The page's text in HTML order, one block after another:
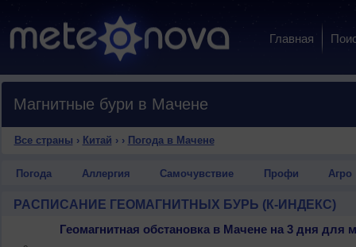
Главная
Магнитные бури в Мачене
Все страны › Китай › › Погода в Мачене
Погода Аллергия Самочувствие Профи Агро
РАСПИСАНИЕ ГЕОМАГНИТНЫХ БУРЬ (К-ИНДЕКС)
Геомагнитная обстановка в Мачене на 3 дня для